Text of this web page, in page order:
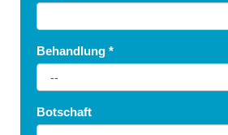
Behandlung *
Botschaft